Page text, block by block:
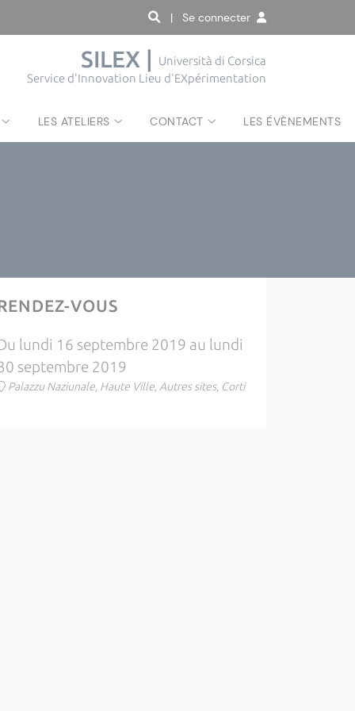
| Se connecter
SILEX |
Università di Corsica
Service d'Innovation Lieu d'EXpérimentation
LES ATELIERS CONTACT LES ÉVÈNEMENTS
VOUS
lundi 16 septembre 2019 au lundi
septembre 2019
Palazzu Naziunale, Haute Ville, Autres sites, Corti